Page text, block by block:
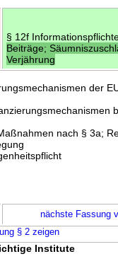
§ 12f
Beiträge;
Verjährung
der
nach § 3a;
nächste Fassung
§ 2 zeigen
Institute